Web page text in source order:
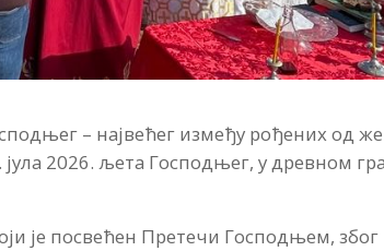
– највећег између рођених од
2026. љета Господњег, у древном
је посвећен Претечи Господњем, због